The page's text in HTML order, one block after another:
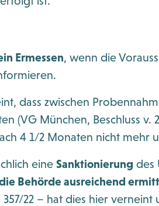
Ermessen, wenn die
dass zwischen
(VG München, Beschluss v.
4 1/2 Monaten nicht mehr
eine Sanktionierung des
Behörde ausreichend
357/22 – hat dies hier